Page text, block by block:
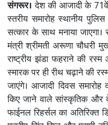
संगरूर। देश की आजादी के 71वें
स्तरीय समारोह स्थानीय
सत्कार के साथ मनाया जाएगा।
मंत्री श्रीमती अरूणा चौधरी
राष्ट्रीय झंडा फहराने की
स्मारक पर ही रीथ चढ़ाने की
जाएंगे। आजादी दिवस
किए जाने वाले सांस्कृतिक और
फाईनल रिहर्सल का अतिरिक्त